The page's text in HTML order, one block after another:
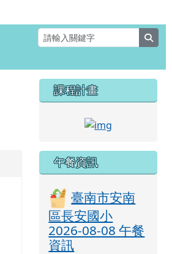
右邊區域內容
課程計畫
午餐資訊
臺南市安南
區長安國小
2026-08-08 午餐
資訊